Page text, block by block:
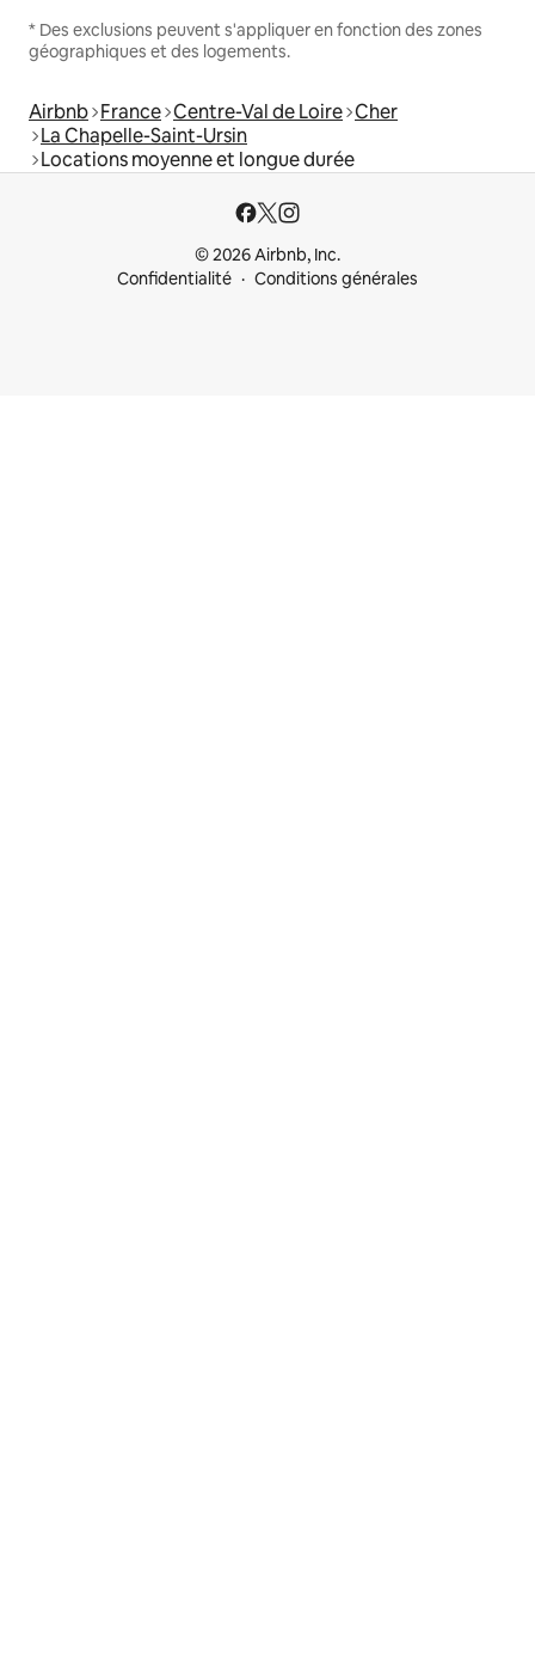
* Des exclusions peuvent s'appliquer en fonction des zones
géographiques et des logements.
Airbnb France Centre-Val de Loire Cher
La Chapelle-Saint-Ursin
Locations moyenne et longue durée
© 2026 Airbnb, Inc.
Confidentialité
Conditions générales